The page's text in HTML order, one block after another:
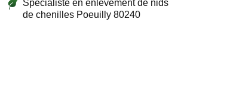
Spécialiste en enlèvement de nids
de chenilles Poeuilly 80240